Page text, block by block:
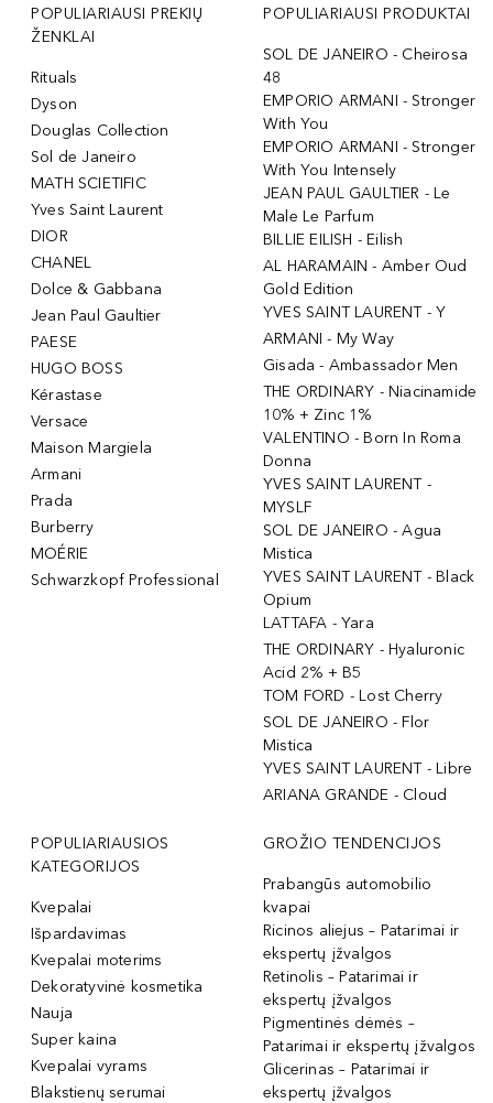
POPULIARIAUSI PREKIŲ
ŽENKLAI
Rituals
Dyson
Douglas Collection
Sol de Janeiro
MATH SCIETIFIC
Yves Saint Laurent
DIOR
CHANEL
Dolce & Gabbana
Jean Paul Gaultier
PAESE
HUGO BOSS
Kérastase
Versace
Maison Margiela
Armani
Prada
Burberry
MOÉRIE
Schwarzkopf Professional
POPULIARIAUSI PRODUKTAI
SOL DE JANEIRO - Cheirosa
48
EMPORIO ARMANI - Stronger
With You
EMPORIO ARMANI - Stronger
With You Intensely
JEAN PAUL GAULTIER - Le
Male Le Parfum
BILLIE EILISH - Eilish
AL HARAMAIN - Amber Oud
Gold Edition
YVES SAINT LAURENT - Y
ARMANI - My Way
Gisada - Ambassador Men
THE ORDINARY - Niacinamide
10% + Zinc 1%
VALENTINO - Born In Roma
Donna
YVES SAINT LAURENT -
MYSLF
SOL DE JANEIRO - Agua
Mistica
YVES SAINT LAURENT - Black
Opium
LATTAFA - Yara
THE ORDINARY - Hyaluronic
Acid 2% + B5
TOM FORD - Lost Cherry
SOL DE JANEIRO - Flor
Mistica
YVES SAINT LAURENT - Libre
ARIANA GRANDE - Cloud
POPULIARIAUSIOS
KATEGORIJOS
Kvepalai
Išpardavimas
Kvepalai moterims
Dekoratyvinė kosmetika
Nauja
Super kaina
Kvepalai vyrams
Blakstienų serumai
GROŽIO TENDENCIJOS
Prabangūs automobilio
kvapai
Ricinos aliejus – Patarimai ir
ekspertų įžvalgos
Retinolis – Patarimai ir
ekspertų įžvalgos
Pigmentinės dėmės –
Patarimai ir ekspertų įžvalgos
Glicerinas – Patarimai ir
ekspertų įžvalgos